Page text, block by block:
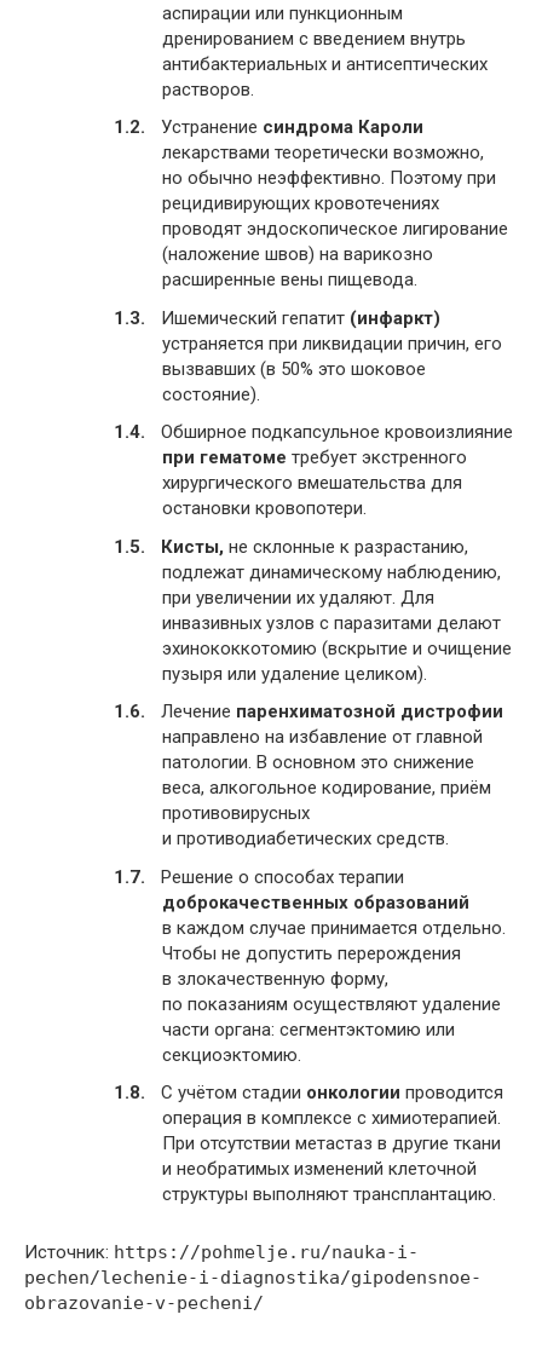
аспирации или пункционным
дренированием с введением внутрь
антибактериальных и антисептических
растворов.
Устранение синдрома Кароли
лекарствами теоретически возможно,
но обычно неэффективно. Поэтому при
рецидивирующих кровотечениях
проводят эндоскопическое лигирование
(наложение швов) на варикозно
расширенные вены пищевода.
Ишемический гепатит (инфаркт)
устраняется при ликвидации причин, его
вызвавших (в 50% это шоковое
состояние).
Обширное подкапсульное кровоизлияние
при гематоме требует экстренного
хирургического вмешательства для
остановки кровопотери.
Кисты, не склонные к разрастанию,
подлежат динамическому наблюдению,
при увеличении их удаляют. Для
инвазивных узлов с паразитами делают
эхинококкотомию (вскрытие и очищение
пузыря или удаление целиком).
Лечение паренхиматозной дистрофии
направлено на избавление от главной
патологии. В основном это снижение
веса, алкогольное кодирование, приём
противовирусных
и противодиабетических средств.
Решение о способах терапии
доброкачественных образований
в каждом случае принимается отдельно.
Чтобы не допустить перерождения
в злокачественную форму,
по показаниям осуществляют удаление
части органа: сегментэктомию или
секциоэктомию.
С учётом стадии онкологии проводится
операция в комплексе с химиотерапией.
При отсутствии метастаз в другие ткани
и необратимых изменений клеточной
структуры выполняют трансплантацию.
Источник: https://pohmelje.ru/nauka-i-
pechen/lechenie-i-diagnostika/gipodensnoe-
obrazovanie-v-pecheni/